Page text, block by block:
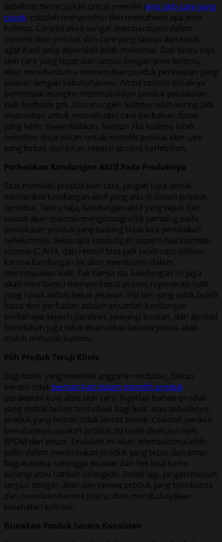
Sebelum menetapkan untuk memilih j enis skin care yang
cocok, cobalah mengetahui dan memahami apa jenis
kulitmu. Cara ini akan sangat membantumu dalam
menentukan produk skin care yang sesuai dan tepat
agar hasil yang diperoleh lebih maksimal. Dan tentu saja,
skin care yang tepat dan sesuai dengan jenis kulitmu,
akan membantumu menemukan produk perawatan yang
selaras dengan kebutuhanmu. Ambil contoh misalnya
berminyak mungkin membutuhkan produk perawatan
kulit berbasis gel, atau mungkin kulitmu lebih kering jadi
disarankan untuk memilih skin care berbahan dasar
yang lebih melembabkan. Namun jika kulitmu lebih
sensitive, disarankan untuk memilih produk skin care
yang bebas dari iritan seperti alcohol berlebihan.
Perhatikan Kandungan Aktif Pada Produknya
Saat membeli produk skin care, jangan lupa untuk
memeriksa kandungan aktif yang ada di dalam produk
tersebut. Tentu saja, kandungan aktif yang tepat dan
sesuai akan mampu mengurangi efek samping pada
pemakaian produk yang kadang tidak kita perkirakan
sebelumnya. Beberapa kandungan seperti niacinamide,
vitamin C, AHA, dan retinol bisa jadi salah satu pilihan
karena kandungan ini akan membantu dalam
meremajakan kulit. Tak hanya itu, kandungan ini juga
akan membantu mempercepat proses regenerasi kulit
yang rusak akibat bekas jerawat. Hal lain yang tidak boleh
luput dari perhatian adalah sejumlah kandungan
berbahaya seperti paraben, pewangi buatan, dan alcohol
berlebihan juga tidak disarankan karena justru akan
makin merusak kulitmu.
Piih Produk Teruji Klinis
Bagi kamu yang memiliki anggaran terbatas, bukan
berarti tidak berhati-hati dalam memilih produk
perawatan kulit atau skin care. Ingatlah bahwa produk
yang mahal belum tentu baik bagi kulit atau sebaliknya,
produk yang murah tidak lantas buruk. Cobalah periksa
kemasannya, apakah produk itu telah disetujui oleh
BPOM dan aman. Tindakan ini akan membuatmu lebih
yakin dalam menentukan produk yang tepat dan aman
bagi kulitmu, sehingga jerawat dan flek bisa kamu
kurangi atau bahkan hilangkan. Sekali lagi, jangan mudah
tergiur dengan iklan dan review produk yang bombastis
dan overclaim karena justru akan membahayakan
kesehatan kulitmu.
Gunakan Produk Secara Konsisten